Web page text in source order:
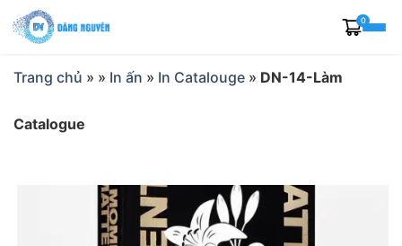
Skip
to
0
Trang chủ » » In ấn » In Catalouge » DN-14-Làm
Catalogue